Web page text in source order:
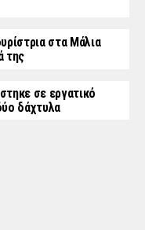
στα Μάλια
της
σε εργατικό
δάχτυλα